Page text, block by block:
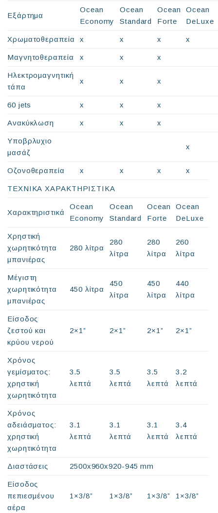
Εξάρτημα
Ocean
Economy
Ocean
Standard
Ocean
Forte
Ocean
DeLuxe
Χρωματοθεραπεία x x x x
Μαγνητοθεραπεία x x x
Ηλεκτρομαγνητική
τάπα
x x x
60 jets x x x
Ανακύκλωση x x x
Υποβρλυχιο
μασάζ
x
Οζονοθεραπεία x x x x
ΤΕΧΝΙΚΑ ΧΑΡΑΚΤΗΡΙΣΤΙΚΑ
Χαρακτηριστικά
Ocean
Economy
Ocean
Standard
Ocean
Forte
Ocean
DeLuxe
Χρηστική
χωρητικότητα
μπανιέρας
280 λίτρα
280
λίτρα
280
λίτρα
260
λίτρα
Μέγιστη
χωρητικότητα
μπανιέρας
450 λίτρα
450
λίτρα
450
λίτρα
440
λίτρα
Είσοδος
ζεστού και
κρύου νερού
2×1” 2×1” 2×1” 2×1”
Χρόνος
γεμίσματος:
χρηστική
χωρητικότητα
3.5
λεπτά
3.5
λεπτά
3.5
λεπτά
3.2
λεπτά
Χρόνος
αδειάσματος:
χρηστική
χωρητικότητα
3.1
λεπτά
3.1
λεπτά
3.1
λεπτά
3.4
λεπτά
Διαστάσεις 2500x960x920-945 mm
Είσοδος
πεπιεσμένου
αέρα
1×3/8” 1×3/8” 1×3/8” 1×3/8”